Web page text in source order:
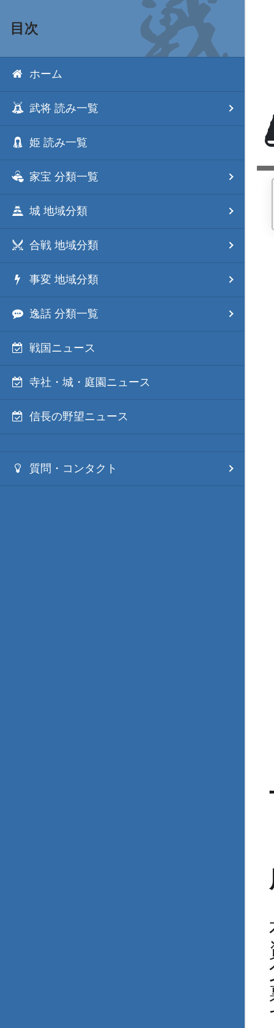
目次
ホーム
武将 読み一覧
姫 読み一覧
家宝 分類一覧
城 地域分類
合戦 地域分類
事変 地域分類
逸話 分類一覧
戦国ニュース
寺社・城・庭園ニュース
信長の野望ニュース
質問・コンタクト